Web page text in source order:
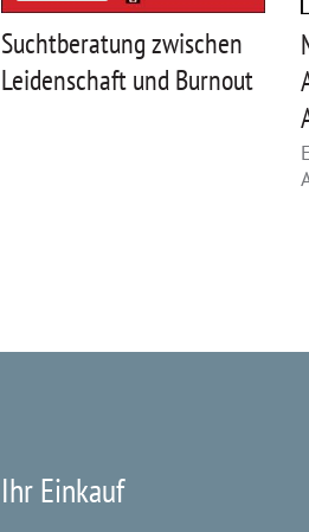
Suchtberatung zwischen
Leidenschaft und Burnout
Ihr Einkauf